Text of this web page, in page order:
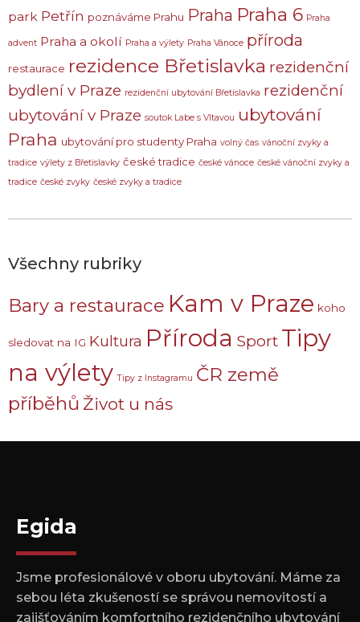
park Petřín poznáváme Prahu Praha Praha 6 Praha
advent Praha a okolí Praha a výlety Praha Vánoce příroda
restaurace rezidence Břetislavka rezidenční
bydlení v Praze rezidenční ubytování Břetislavka rezidenční
ubytování v Praze soutok Labe s Vltavou ubytování
Praha ubytování pro studenty Praha volný čas vánoční zvyky a
tradice výlety z Břetislavky české tradice české vánoce české vánoční zvyky a
tradice české zvyky české zvyky a tradice
Všechny rubriky
Bary a restaurace Kam v Praze koho
sledovat na IG Kultura Příroda Sport Tipy
na výlety Tipy z Instagramu ČR země
příběhů Život u nás
Egida
Jsme profesionálové v oboru ubytování. Máme za
sebou léta zkušeností se správou nemovitostí a
zajišťováním komfortního rezidenčního ubytování